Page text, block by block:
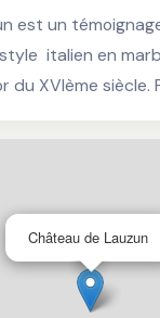
est un
italien en
du XVIème siècle.
Château de Lauzun